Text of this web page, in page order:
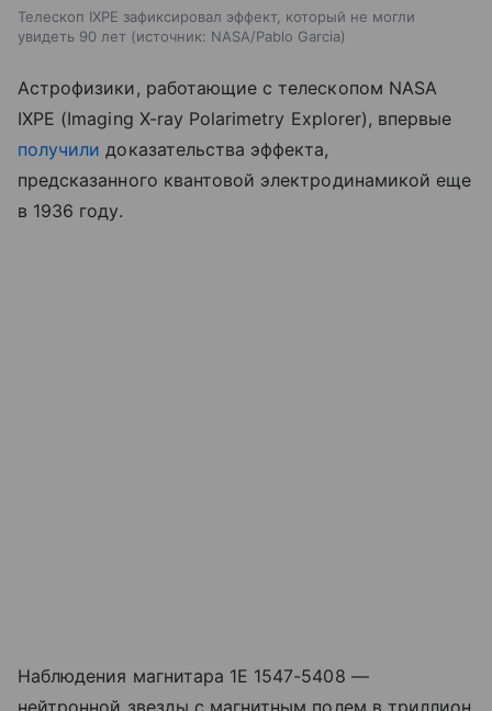
Телескоп IXPE зафиксировал эффект, который не могли
увидеть 90 лет
источник: NASA/Pablo Garcia
Астрофизики, работающие с телескопом NASA
IXPE (Imaging X-ray Polarimetry Explorer), впервые
получили доказательства эффекта,
предсказанного квантовой электродинамикой еще
в 1936 году.
Наблюдения магнитара 1E 1547-5408 —